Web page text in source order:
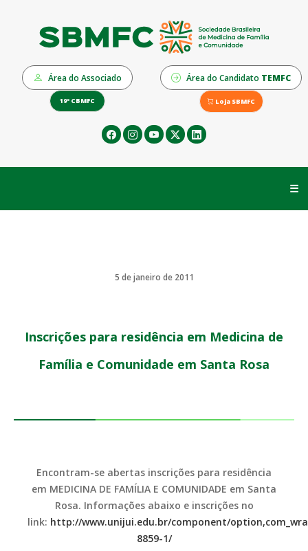
Área do Associado Área do Candidato TEMFC
19º CBMFC Loja SBMFC
☰
5 de janeiro de 2011
Inscrições para residência em Medicina de
Família e Comunidade em Santa Rosa
Encontram-se abertas inscrições para residência
em MEDICINA DE FAMÍLIA E COMUNIDADE em Santa
Rosa. Informações abaixo e inscrições no
link: http://www.unijui.edu.br/component/
8859-1/